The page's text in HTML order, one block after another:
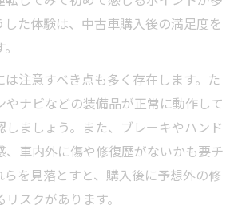
後悔しないための試乗ポイント
乗体験で後悔を防ぐ重要な確認項
びで試乗時に注目すべきポイント
い中古車購入のための試乗チェッ
入前に知っておきたい試乗のコツ
した体験は、中古車購入後の満足度を
注意すべき点も多く存在します。た
やナビなどの装備品が正常に動作して
しましょう。また、ブレーキやハンド
、車内外に傷や修復歴がないかも要チ
らを見落とすと、購入後に予想外の修
スクがあります。